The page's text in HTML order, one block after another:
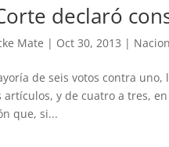
declaró
Mate | Oct 30, 2013 |
de seis votos contra
artículos, y de cuatro a tres,
que, si...